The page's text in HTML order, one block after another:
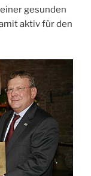
gesunden
aktiv für den